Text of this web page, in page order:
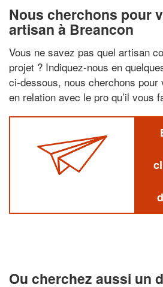
Nous cherchons pour
artisan à Breancon
Vous ne savez pas quel artisan
projet ? Indiquez-nous en
ci-dessous, nous cherchons
en relation avec le pro qu’il vous
Ou cherchez aussi un